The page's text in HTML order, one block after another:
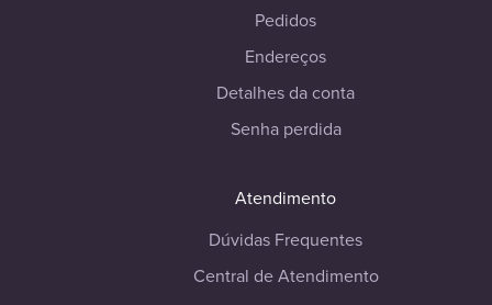
Pedidos
Endereços
Detalhes da conta
Senha perdida
Atendimento
Dúvidas Frequentes
Central de Atendimento